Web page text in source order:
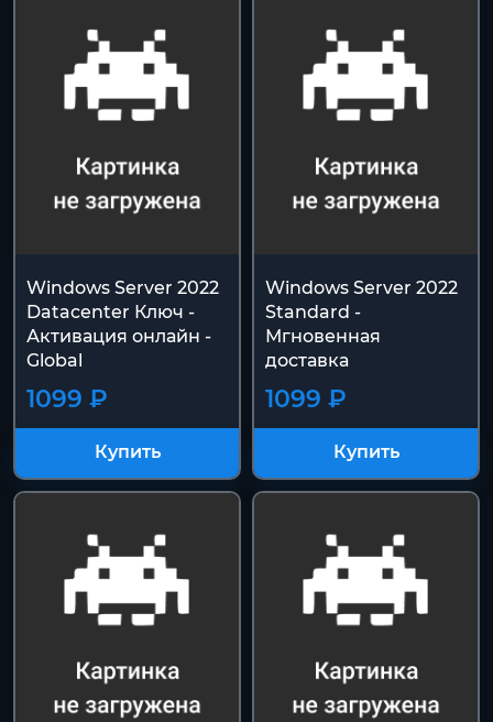
Windows Server 2022
Datacenter Ключ -
Активация онлайн -
Global
1099 ₽
Купить
Windows Server 2022
Standard -
Мгновенная
доставка
1099 ₽
Купить